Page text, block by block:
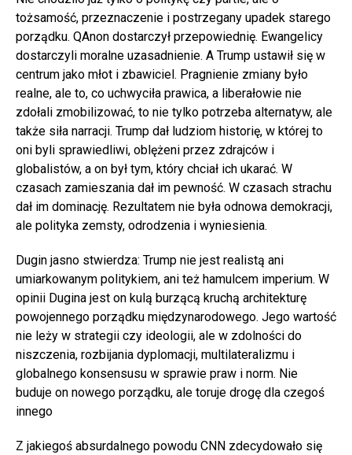
tożsamość, przeznaczenie i postrzegany upadek starego
porządku. QAnon dostarczył przepowiednię. Ewangelicy
dostarczyli moralne uzasadnienie. A Trump ustawił się w
centrum jako młot i zbawiciel. Pragnienie zmiany było
realne, ale to, co uchwyciła prawica, a liberałowie nie
zdołali zmobilizować, to nie tylko potrzeba alternatyw, ale
także siła narracji. Trump dał ludziom historię, w której to
oni byli sprawiedliwi, oblężeni przez zdrajców i
globalistów, a on był tym, który chciał ich ukarać. W
czasach zamieszania dał im pewność. W czasach strachu
dał im dominację. Rezultatem nie była odnowa demokracji,
ale polityka zemsty, odrodzenia i wyniesienia.
Dugin jasno stwierdza: Trump nie jest realistą ani
umiarkowanym politykiem, ani też hamulcem imperium. W
opinii Dugina jest on kulą burzącą kruchą architekturę
powojennego porządku międzynarodowego. Jego wartość
nie leży w strategii czy ideologii, ale w zdolności do
niszczenia, rozbijania dyplomacji, multilateralizmu i
globalnego konsensusu w sprawie praw i norm. Nie
buduje on nowego porządku, ale toruje drogę dla czegoś
innego
Z jakiegoś absurdalnego powodu CNN zdecydowało się